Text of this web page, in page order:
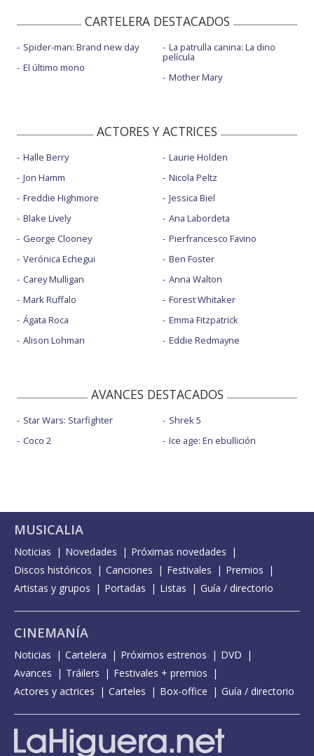
CARTELERA DESTACADOS
Spider-man: Brand new day
El último mono
La patrulla canina: La dino
película
Mother Mary
ACTORES Y ACTRICES
Halle Berry
Jon Hamm
Freddie Highmore
Blake Lively
George Clooney
Verónica Echegui
Carey Mulligan
Mark Ruffalo
Ágata Roca
Alison Lohman
Laurie Holden
Nicola Peltz
Jessica Biel
Ana Labordeta
Pierfrancesco Favino
Ben Foster
Anna Walton
Forest Whitaker
Emma Fitzpatrick
Eddie Redmayne
AVANCES DESTACADOS
Star Wars: Starfighter
Coco 2
Shrek 5
Ice age: En ebullición
MUSICALIA
Noticias Novedades
Próximas novedades
Discos históricos
Canciones Festivales
Premios
Artistas y grupos
Portadas Listas Guía / directorio
CINEMANÍA
Noticias Cartelera Próximos estrenos
DVD
Avances
Tráilers
Festivales + premios
Actores y actrices
Carteles Box-office Guía / directorio